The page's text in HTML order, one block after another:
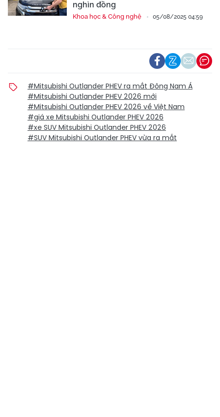
nghìn đồng
Khoa học & Công nghệ 05/08/2025 04:59
#Mitsubishi Outlander PHEV ra mắt Đông Nam Á
#Mitsubishi Outlander PHEV 2026 mới
#Mitsubishi Outlander PHEV 2026 về Việt Nam
#giá xe Mitsubishi Outlander PHEV 2026
#xe SUV Mitsubishi Outlander PHEV 2026
#SUV Mitsubishi Outlander PHEV vừa ra mắt